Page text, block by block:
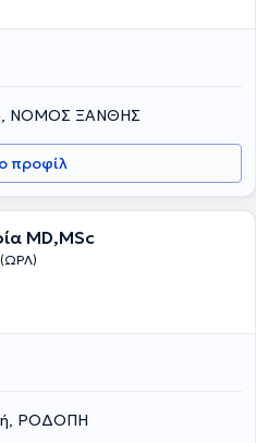
ΝΟΜΟΣ ΞΑΝΘΗΣ
προφίλ
MD,MSc
(ΩΡΛ)
ΡΟΔΟΠΗ